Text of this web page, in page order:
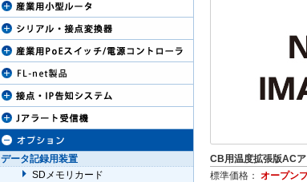
CB用温度拡張版AC
標準価格： オープン
データ記録用装置
SDメモリカード